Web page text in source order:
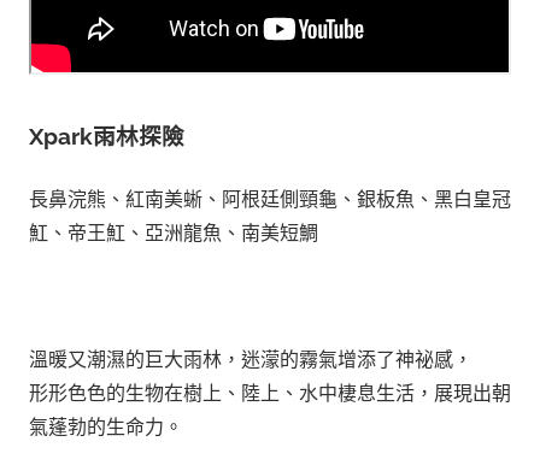
Xpark雨林探險
長鼻浣熊、紅南美蜥、阿根廷側頸龜、銀板魚、黑白皇冠
魟、帝王魟、亞洲龍魚、南美短鯛
溫暖又潮濕的巨大雨林，迷濛的霧氣增添了神祕感，
形形色色的生物在樹上、陸上、水中棲息生活，展現出朝
氣蓬勃的生命力。